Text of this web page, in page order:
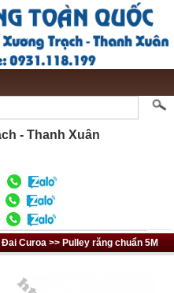
- Thanh Xuân
Curoa >> Pulley răng chuẩn 5M